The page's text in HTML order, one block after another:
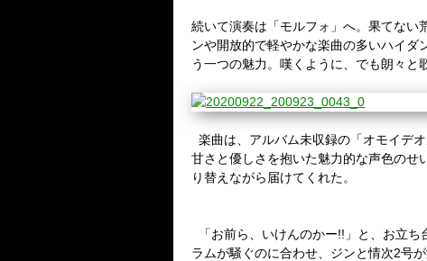
続いて演奏は「モルフォ」へ。果てない
ンや開放的で軽やかな楽曲の多いハイ
う一つの魅力。嘆くように、でも朗々と
楽曲は、アルバム未収録の「オモイデ
甘さと優しさを抱いた魅力的な声色のせ
り替えながら届けてくれた。
「お前ら、いけんのかー!! 」と、お立
ラムが騒ぐのに合わせ、ジンと情次2号